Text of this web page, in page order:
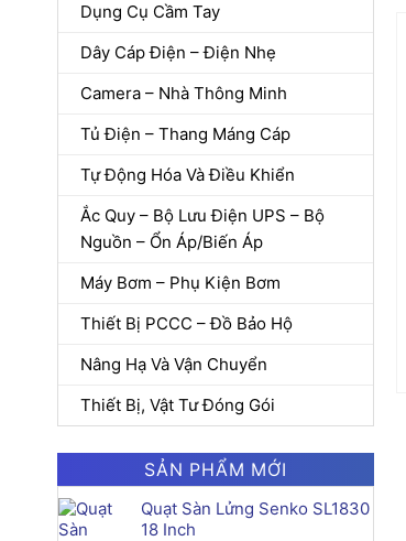
Dụng Cụ Cầm Tay
Dây Cáp Điện – Điện Nhẹ
Camera – Nhà Thông Minh
Tủ Điện – Thang Máng Cáp
Tự Động Hóa Và Điều Khiển
Ắc Quy – Bộ Lưu Điện UPS – Bộ
Nguồn – Ổn Áp/Biến Áp
Máy Bơm – Phụ Kiện Bơm
Thiết Bị PCCC – Đồ Bảo Hộ
Nâng Hạ Và Vận Chuyển
Thiết Bị, Vật Tư Đóng Gói
SẢN PHẨM MỚI
Quạt Sàn Lửng Senko SL1830
18 Inch